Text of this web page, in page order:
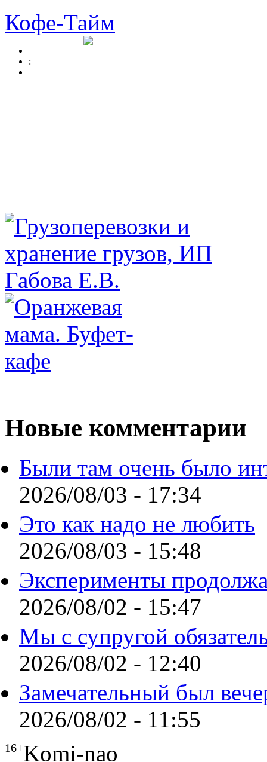
Кофе-Тайм
:
Новые комментарии
Были там очень было
2026/08/03 - 17:34
Это как надо не любить
2026/08/03 - 15:48
Эксперименты
2026/08/02 - 15:47
Мы с супругой
2026/08/02 - 12:40
Замечательный был
2026/08/02 - 11:55
16+Komi-nao